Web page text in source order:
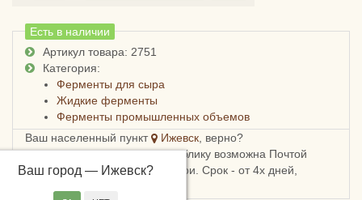
Есть в наличии
Артикул товара: 2751
Категория:
Ферменты для сыра
Жидкие ферменты
Ферменты промышленных объемов
Ваш населенный пункт
Ижевск , верно?
Ваш город — Ижевск?
Доставка в Удмуртскую республику возможна Почтой
России, СДЭКом или Боксберри. Срок - от 4х дней,